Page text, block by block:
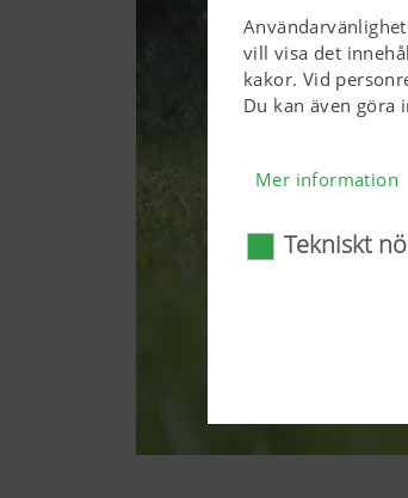
vill visa det
kakor. Vid
Du kan även göra
webbläsare
Mer information
Tekniskt